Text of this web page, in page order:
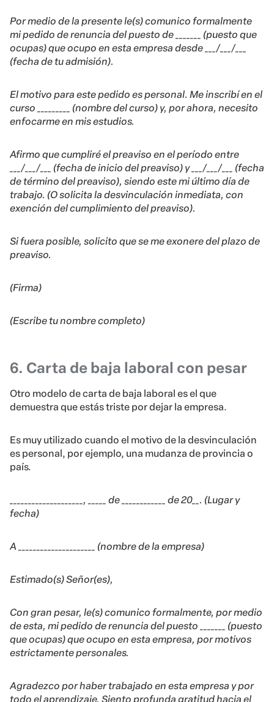
Por medio de la presente le(s) comunico formalmente
mi pedido de renuncia del puesto de _______ (puesto que
ocupas) que ocupo en esta empresa desde ___/___/___
(fecha de tu admisión).
El motivo para este pedido es personal. Me inscribí en el
curso _________ (nombre del curso) y, por ahora, necesito
enfocarme en mis estudios.
Afirmo que cumpliré el preaviso en el período entre
___/___/___ (fecha de inicio del preaviso) y ___/___/___ (fecha
de término del preaviso), siendo este mi último día de
trabajo. (O solicita la desvinculación inmediata, con
exención del cumplimiento del preaviso).
Si fuera posible, solicito que se me exonere del plazo de
preaviso.
(Firma)
(Escribe tu nombre completo)
6. Carta de baja laboral con pesar
Otro modelo de carta de baja laboral es el que
demuestra que estás triste por dejar la empresa.
Es muy utilizado cuando el motivo de la desvinculación
es personal, por ejemplo, una mudanza de provincia o
país.
____________________, _____ de ____________ de 20__. (Lugar y
fecha)
A _____________________ (nombre de la empresa)
Estimado(s) Señor(es),
Con gran pesar, le(s) comunico formalmente, por medio
de esta, mi pedido de renuncia del puesto _______ (puesto
que ocupas) que ocupo en esta empresa, por motivos
estrictamente personales.
Agradezco por haber trabajado en esta empresa y por
todo el aprendizaje. Siento profunda gratitud hacia el